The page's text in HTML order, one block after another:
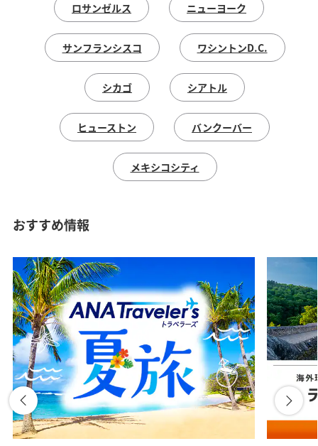
日付を選択
時間帯指定なし
経由地および乗り継ぎ所要時間を追加する
日付を選択
時間帯指定なし
経由地および乗り継ぎ所要時間を追加する
1人
ロサンゼルス ニューヨーク
サンフランシスコ ワシントンD.C.
シカゴ シアトル
ヒューストン バンクーバー
メキシコシティ
おすすめ情報